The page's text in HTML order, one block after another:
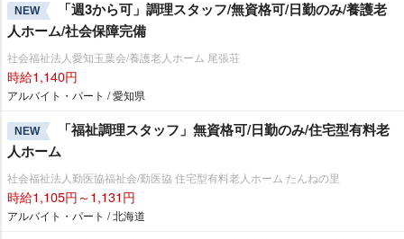
NEW
「週3から可」調理スタッフ/無資格可/日勤のみ/養護老
人ホーム/社会保障完備
社会福祉法人愛知玉葉会/養護老人ホーム 尾張荘
時給1,140円
アルバイト・パート / 愛知県
NEW
「福祉調理スタッフ」無資格可/日勤のみ/住宅型有料老
人ホーム
社会福祉法人勤医協福祉会/勤医協 住宅型有料老人ホーム たんねの里
時給1,105円～1,131円
アルバイト・パート / 北海道